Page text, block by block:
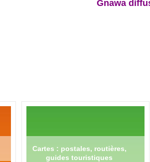
Gnawa
Cartes : postales, routières,
guides touristiques